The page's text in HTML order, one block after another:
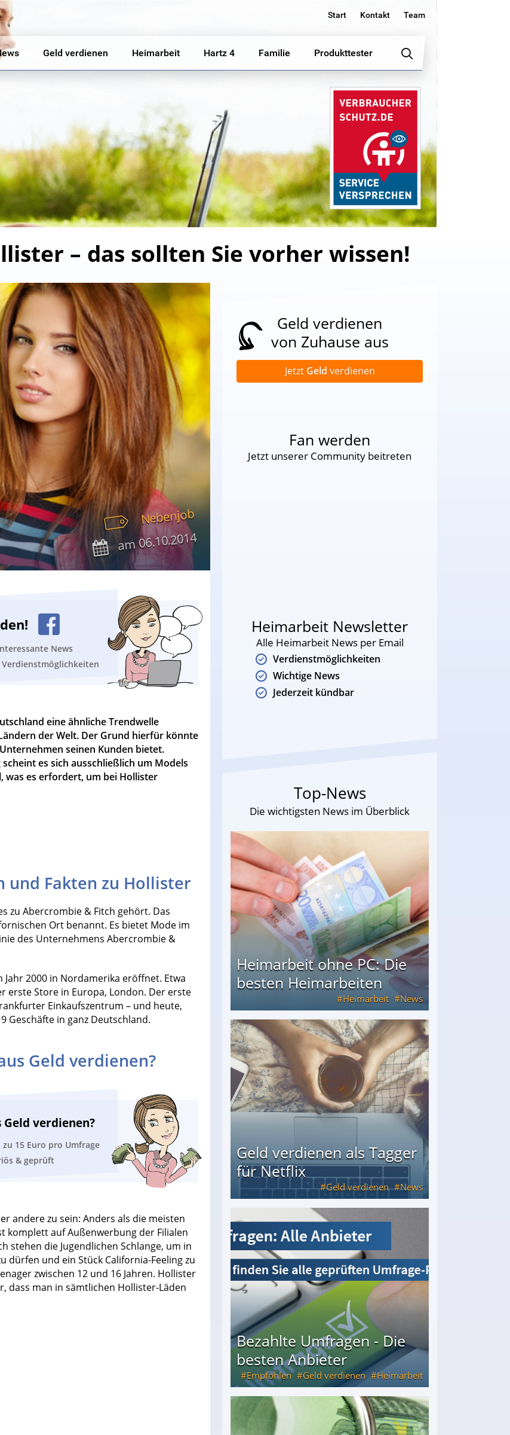
Start Kontakt Team
Geld verdienen Heimarbeit Hartz 4 Familie Produkttester
– das sollten Sie vorher wissen!
Nebenjob
am06.10.2014
News
Verdienstmöglichkeiten
eine ähnliche Trendwelle
der Welt. Der Grund hierfür könnte
seinen Kunden bietet.
es sich ausschließlich um Models
was es erfordert, um bei Hollister
und Fakten zu Hollister
zu Abercrombie & Fitch gehört. Das
Ort benannt. Es bietet Mode im
des Unternehmens Abercrombie &
2000 in Nordamerika eröffnet. Etwa
erste Store in Europa, London. Der erste
Einkaufszentrum – und heute,
Geschäfte in ganz Deutschland.
Geld verdienen?
Geld verdienen?
zu 15 Euro pro Umfrage
& geprüft
andere zu sein: Anders als die meisten
komplett auf Außenwerbung der Filialen
stehen die Jugendlichen Schlange, um in
dürfen und ein Stück California-Feeling zu
zwischen 12 und 16 Jahren. Hollister
dass man in sämtlichen Hollister-Läden
Geld verdienen
von Zuhause aus
Jetzt Geld verdienen
Fan werden
Jetzt unserer Community beitreten
Heimarbeit Newsletter
Alle Heimarbeit News per Email
Verdienstmöglichkeiten
Wichtige News
Jederzeit kündbar
Top-News
Die wichtigsten News im Überblick
Heimarbeit ohne PC: Die
besten Heimarbeiten
Heimarbeit News
Heimarbeit ohne PC: Die besten Heimarbeiten
Geld verdienen als Tagger
für Netflix
Geld verdienen News
Geld verdienen als Tagger für Netflix
Bezahlte Umfragen - Die
besten Anbieter
Empfohlen Geld verdienen Heimarbeit